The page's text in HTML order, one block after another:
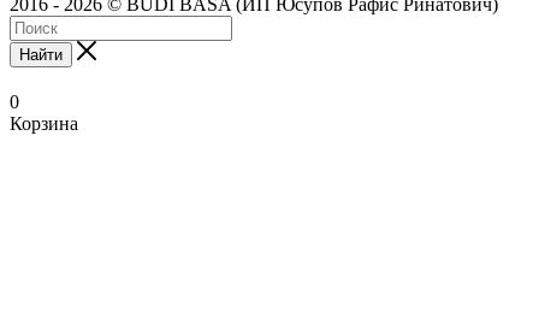
2016 - 2026 © BUDI BASA (ИП Юсупов Рафис Ринатович)
Найти
0
Корзина